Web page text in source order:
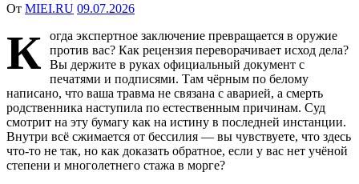
От MIEI.RU 09.07.2026
К
огда экспертное заключение превращается в оружие
против вас? Как рецензия переворачивает исход дела?
Вы держите в руках официальный документ с
печатями и подписями. Там чёрным по белому
написано, что ваша травма не связана с аварией, а смерть
родственника наступила по естественным причинам. Суд
смотрит на эту бумагу как на истину в последней инстанции.
Внутри всё сжимается от бессилия — вы чувствуете, что здесь
что-то не так, но как доказать обратное, если у вас нет учёной
степени и многолетнего стажа в морге?